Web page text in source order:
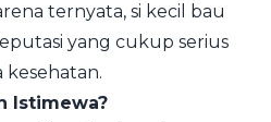
ternyata, si kecil bau
yang cukup serius
Istimewa?